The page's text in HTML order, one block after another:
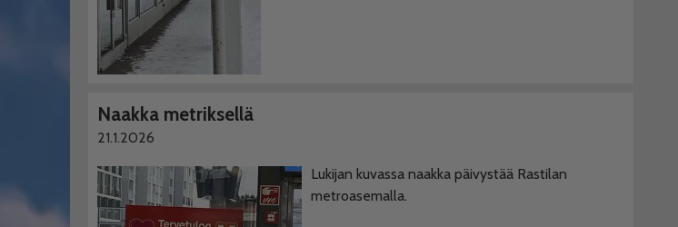
Naakka metriksellä
21.1.2026
Lukijan kuvassa naakka päivystää Rastilan
metroasemalla.